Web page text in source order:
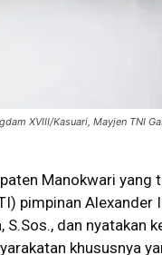
XVIII/Kasuari, Mayjen TNI
Manokwari yang
pimpinan Alexander
dan nyatakan
khususnya